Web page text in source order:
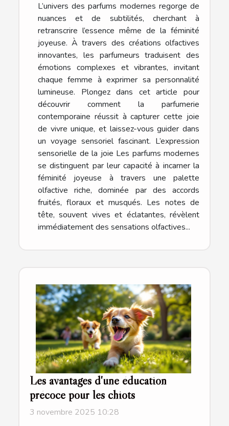
L’univers des parfums modernes regorge de
nuances et de subtilités, cherchant à
retranscrire l’essence même de la féminité
joyeuse. À travers des créations olfactives
innovantes, les parfumeurs traduisent des
émotions complexes et vibrantes, invitant
chaque femme à exprimer sa personnalité
lumineuse. Plongez dans cet article pour
découvrir comment la parfumerie
contemporaine réussit à capturer cette joie
de vivre unique, et laissez-vous guider dans
un voyage sensoriel fascinant. L’expression
sensorielle de la joie Les parfums modernes
se distinguent par leur capacité à incarner la
féminité joyeuse à travers une palette
olfactive riche, dominée par des accords
fruités, floraux et musqués. Les notes de
tête, souvent vives et éclatantes, révèlent
immédiatement des sensations olfactives...
Les avantages d'une éducation
précoce pour les chiots
3 novembre 2025 10:28